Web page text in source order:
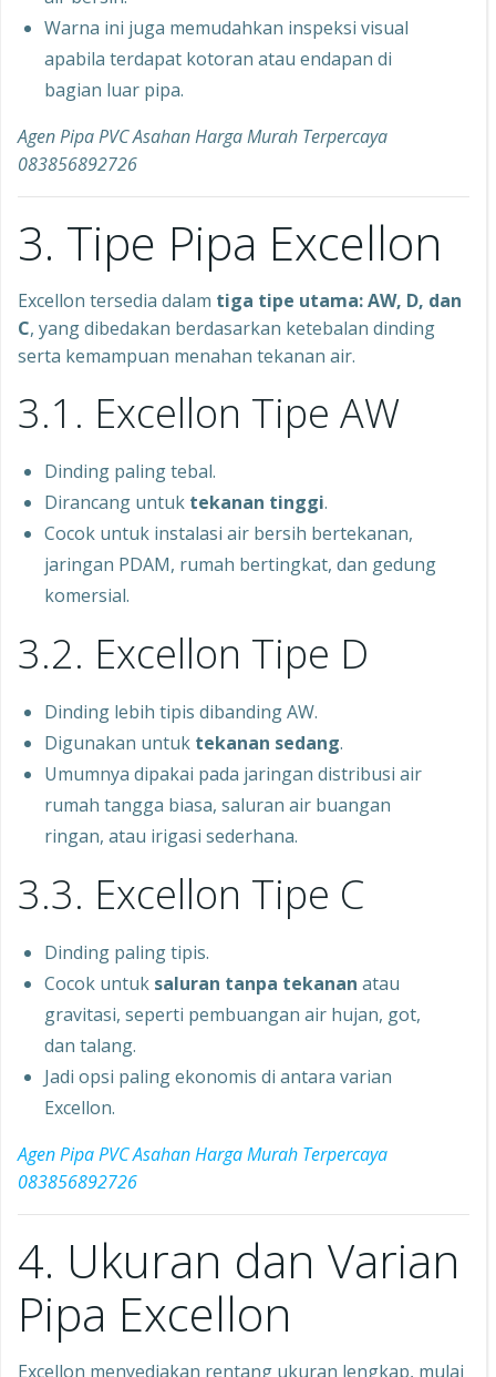
Warna ini juga memudahkan inspeksi visual
apabila terdapat kotoran atau endapan di
bagian luar pipa.
Agen Pipa PVC Asahan Harga Murah Terpercaya
083856892726
3. Tipe Pipa Excellon
Excellon tersedia dalam tiga tipe utama: AW, D, dan
C, yang dibedakan berdasarkan ketebalan dinding
serta kemampuan menahan tekanan air.
3.1. Excellon Tipe AW
Dinding paling tebal.
Dirancang untuk tekanan tinggi.
Cocok untuk instalasi air bersih bertekanan,
jaringan PDAM, rumah bertingkat, dan gedung
komersial.
3.2. Excellon Tipe D
Dinding lebih tipis dibanding AW.
Digunakan untuk tekanan sedang.
Umumnya dipakai pada jaringan distribusi air
rumah tangga biasa, saluran air buangan
ringan, atau irigasi sederhana.
3.3. Excellon Tipe C
Dinding paling tipis.
Cocok untuk saluran tanpa tekanan atau
gravitasi, seperti pembuangan air hujan, got,
dan talang.
Jadi opsi paling ekonomis di antara varian
Excellon.
Agen Pipa PVC Asahan Harga Murah Terpercaya
083856892726
4. Ukuran dan Varian
Pipa Excellon
Excellon menyediakan rentang ukuran lengkap, mulai